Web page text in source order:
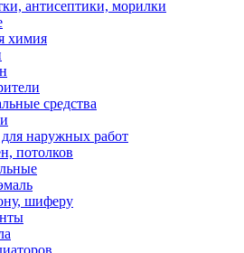
антисептики, морилки
химия
средства
наружных работ
потолков
шиферу